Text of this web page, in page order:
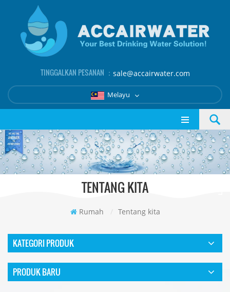
TINGGALKAN PESANAN ： sale@accairwater.com
Melayu
TENTANG KITA
Rumah / Tentang kita
KATEGORI PRODUK
PRODUK BARU